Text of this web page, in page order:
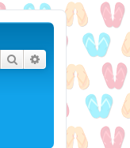
Suche Erweiterte Suche